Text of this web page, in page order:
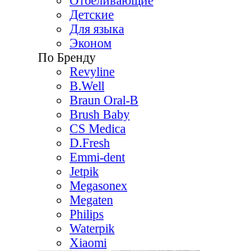
Детские
Для языка
Эконом
По Бренду
Revyline
B.Well
Braun Oral-B
Brush Baby
CS Medica
D.Fresh
Emmi-dent
Jetpik
Megasonex
Megaten
Philips
Waterpik
Xiaomi